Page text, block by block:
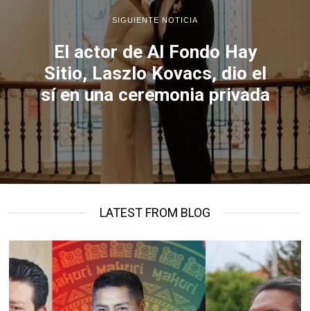
SIGUIENTE NOTICIA
El actor de Al Fondo Hay
Sitio, Laszlo Kovacs, dio el
sí en una ceremonia privada
LATEST FROM BLOG